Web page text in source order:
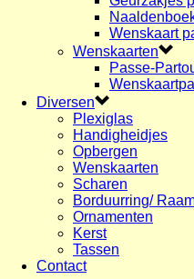
Wenskaart
Wenskaarten
Passe-
Diversen
Plexiglas
Handigheidjes
Opbergen
Wenskaarten
Scharen
Borduurring/
Ornamenten
Kerst
Tassen
Contact